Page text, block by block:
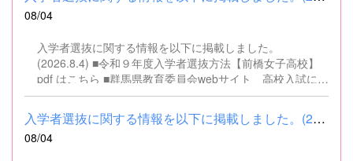
08/04
入学者選抜に関する情報を以下に掲載しました。
(2026.8.4) ■令和９年度入学者選抜方法【前橋女子高校】
pdf はこちら ■群馬県教育委員会webサイト 高校入試に関
するページはこちら
入学者選抜に関する情報を以下に掲載しました。(2026.8.4) ■令和...
08/04